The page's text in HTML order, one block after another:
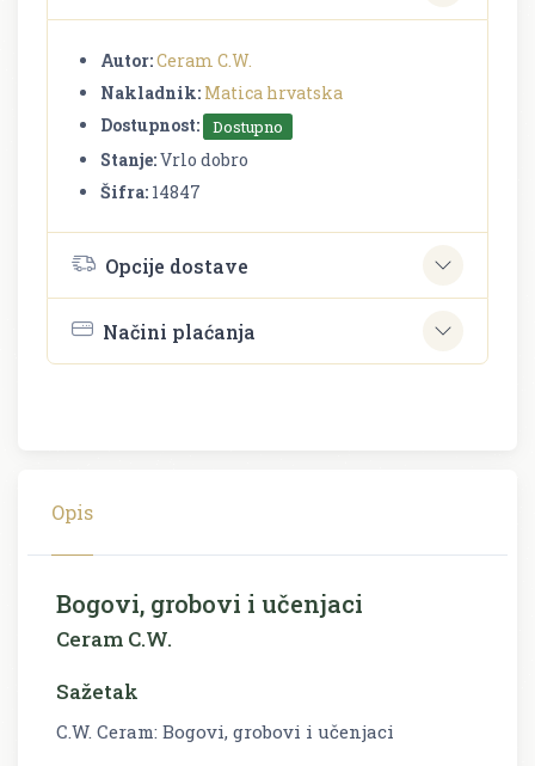
Autor:Ceram C.W.
Nakladnik: Matica hrvatska
Dostupnost:
Dostupno
Stanje:Vrlo dobro
Šifra: 14847
Opcije dostave
Načini plaćanja
Opis
Bogovi, grobovi i učenjaci
Ceram C.W.
Sažetak
C.W. Ceram: Bogovi, grobovi i učenjaci